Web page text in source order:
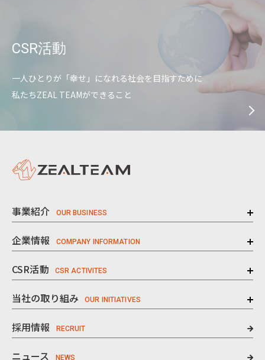
CSR活動
一人ひとりが「幸せ」になれる社会を目指すために
私たちZEAL TEAMができること
事業紹介
企業情報
CSR活動
当社の取り組み
採用情報
ニュース